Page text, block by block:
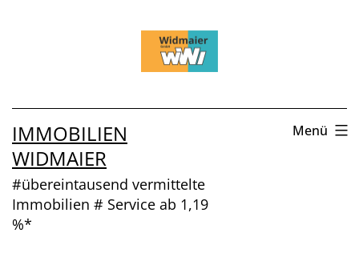
IMMOBILIEN
WIDMAIER
#übereintausend vermittelte
Immobilien # Service ab 1,19
%*
Menü